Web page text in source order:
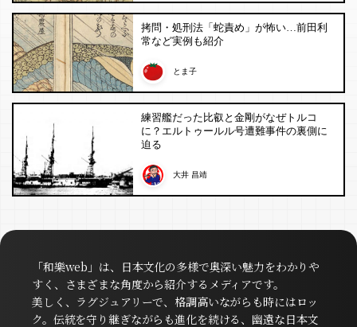
拷問・処刑法「蛇責め」が怖い…前田利
常など実例も紹介
とま子
練習艦だった比叡と金剛がなぜトルコ
に？エルトゥールル号遭難事件の裏側に
迫る
大井 昌靖
「和樂web」は、日本文化の多様で奥深い魅力をわかりや
すく、さまざまな角度から紹介するメディアです。
美しく、ラグジュアリーで、格調高いながらも時にはロッ
ク。伝統を守り継ぎながらも進化を続ける、幽遠な日本文